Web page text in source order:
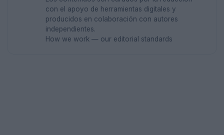
con el apoyo de herramientas digitales y
producidos en colaboración con autores
independientes.
How we work — our editorial standards